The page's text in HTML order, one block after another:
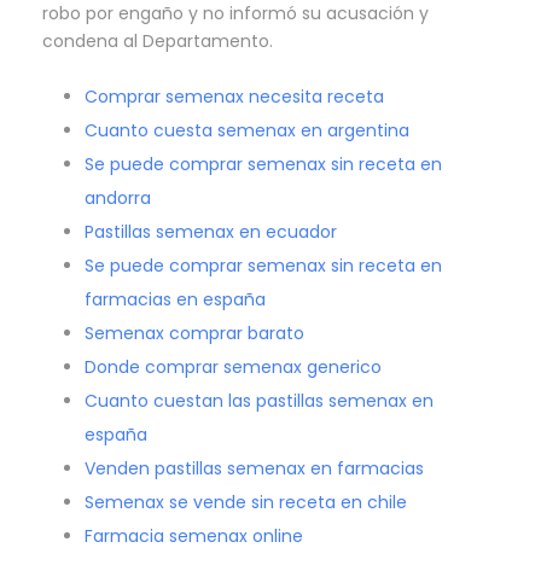
robo por engaño y no informó su acusación y
condena al Departamento.
Comprar semenax necesita receta
Cuanto cuesta semenax en argentina
Se puede comprar semenax sin receta en
andorra
Pastillas semenax en ecuador
Se puede comprar semenax sin receta en
farmacias en españa
Semenax comprar barato
Donde comprar semenax generico
Cuanto cuestan las pastillas semenax en
españa
Venden pastillas semenax en farmacias
Semenax se vende sin receta en chile
Farmacia semenax online